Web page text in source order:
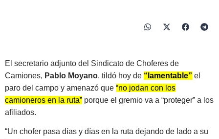
El secretario adjunto del Sindicato de Choferes de
Camiones, Pablo Moyano, tildó hoy de “lamentable” el
paro del campo y amenazó que “no jodan con los
camioneros en la ruta” porque el gremio va a “proteger” a los
afiliados.
“Un chofer pasa días y días en la ruta dejando de lado a su